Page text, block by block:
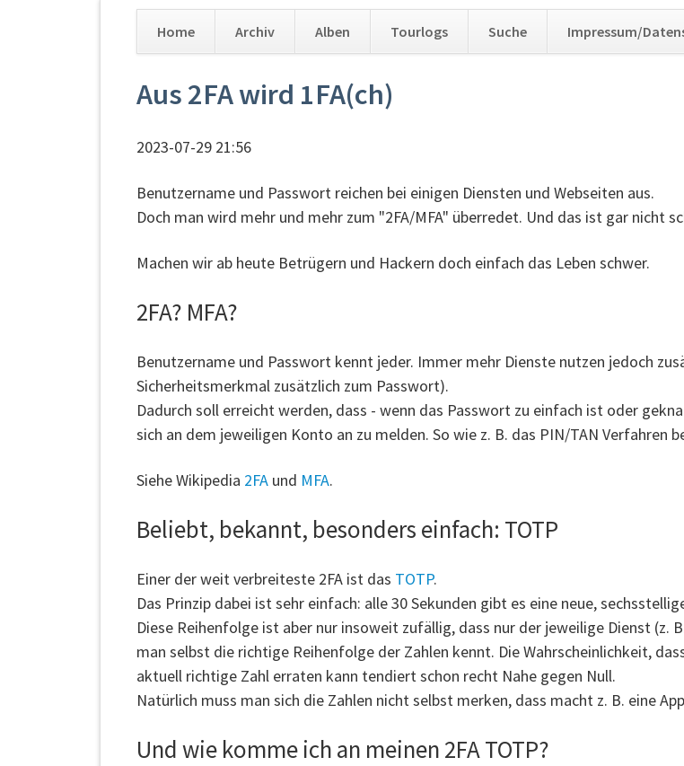
Home Archiv Alben Tourlogs Suche Impressum/
überspringen
Aus 2FA wird 1FA(ch)
2023-07-29 21:56
Benutzername und Passwort reichen bei einigen Diensten und Webseiten aus.
Doch man wird mehr und mehr zum "2FA/MFA" überredet. Und das ist gar nicht
Machen wir ab heute Betrügern und Hackern doch einfach das Leben schwer.
2FA? MFA?
Benutzername und Passwort kennt jeder. Immer mehr Dienste nutzen jedoch
Sicherheitsmerkmal zusätzlich zum Passwort).
Dadurch soll erreicht werden, dass - wenn das Passwort zu einfach ist oder
sich an dem jeweiligen Konto an zu melden. So wie z. B. das PIN/TAN Verfahren
Siehe Wikipedia 2FA und MFA.
Beliebt, bekannt, besonders einfach: TOTP
Einer der weit verbreiteste 2FA ist das TOTP.
Das Prinzip dabei ist sehr einfach: alle 30 Sekunden gibt es eine neue,
Diese Reihenfolge ist aber nur insoweit zufällig, dass nur der jeweilige Dienst (z.
man selbst die richtige Reihenfolge der Zahlen kennt. Die Wahrscheinlichkeit,
aktuell richtige Zahl erraten kann tendiert schon recht Nahe gegen Null.
Natürlich muss man sich die Zahlen nicht selbst merken, dass macht z. B. eine
Und wie komme ich an meinen 2FA TOTP?